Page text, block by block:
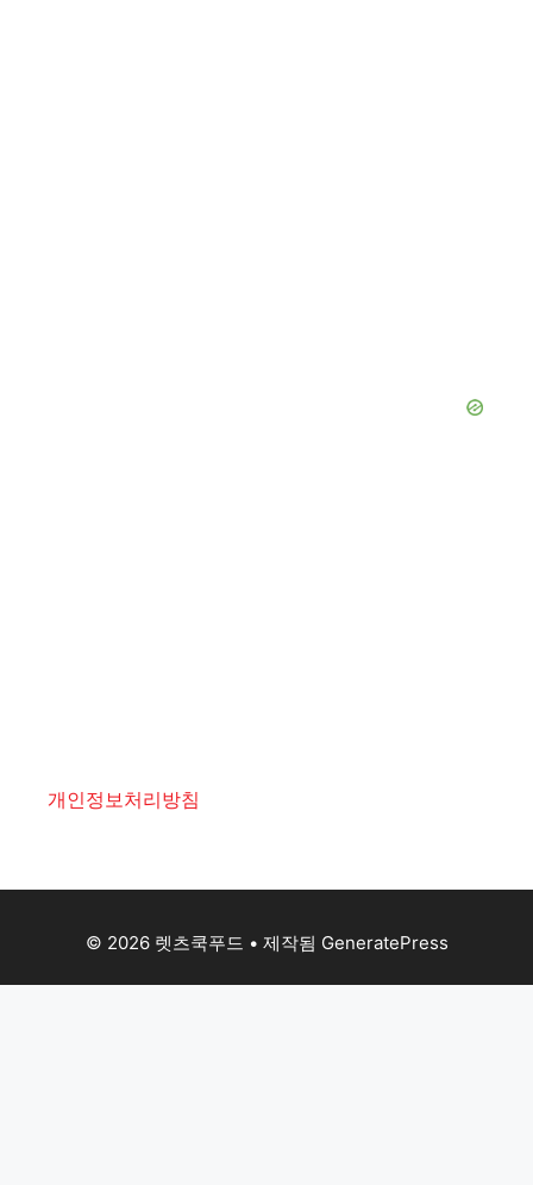
개인정보처리방침
© 2026 렛츠쿡푸드 • 제작됨 GeneratePress